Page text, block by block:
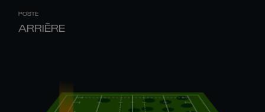
POSTE
ARRIÈRE